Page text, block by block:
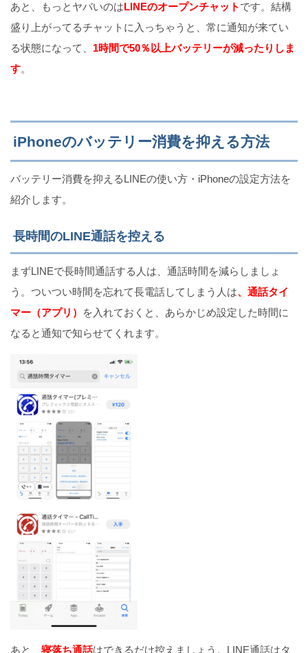
あと、もっとヤバいのはLINEのオープンチャット です。結構
盛り上がってるチャットに入っちゃうと、常に通知が来てい
る状態になって、 1時間で50％以上バッテリーが減ったりしま
す。
iPhoneのバッテリー消費を抑える方法
バッテリー消費を抑えるLINEの使い方・iPhoneの設定方法を
紹介します。
長時間のLINE通話を控える
まずLINEで長時間通話する人は、通話時間を減らしましょ
う。ついつい時間を忘れて長電話してしまう人は、通話タイ
マー（アプリ）
を入れておくと、あらかじめ設定した時間に
なると通知で知らせてくれます。
あと、 寝落ち通話はできるだけ控えましょう。LINE通話はタ